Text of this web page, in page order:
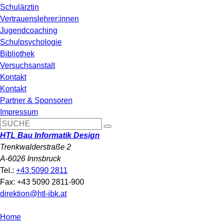
Schulärztin
Vertrauenslehrer:innen
Jugendcoaching
Schulpsychologie
Bibliothek
Versuchsanstalt
Kontakt
Kontakt
Partner & Sponsoren
Impressum
HTL Bau Informatik Design
Trenkwalderstraße 2
A-6026 Innsbruck
Tel.: +43 5090 2811
Fax: +43 5090 2811-900
direktion@htl-ibk.at
Home